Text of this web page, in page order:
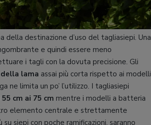
della destinazione d’uso del tagliasiepi. Una
e quindi essere meno
i tagli con la dovuta precisione. Gli
lama assai più corta rispetto ai modelli
limita un po’ l’utilizzo. I tagliasiepi
cm ai 75 cm mentre i modelli a batteria
elemento centrale e strettamente
siepi con poche ramificazioni, saranno